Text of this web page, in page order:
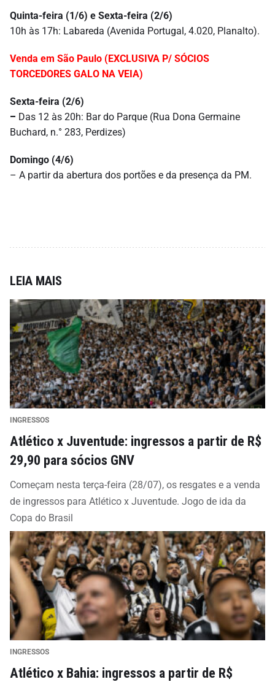
Quinta-feira (1/6) e Sexta-feira (2/6)
10h às 17h: Labareda (Avenida Portugal, 4.020, Planalto).
Venda em São Paulo (EXCLUSIVA P/ SÓCIOS
TORCEDORES GALO NA VEIA)
Sexta-feira (2/6)
– Das 12 às 20h: Bar do Parque (Rua Dona Germaine
Buchard, n.° 283, Perdizes)
Domingo (4/6)
– A partir da abertura dos portões e da presença da PM.
LEIA MAIS
INGRESSOS
Atlético x Juventude: ingressos a partir de R$
29,90 para sócios GNV
Começam nesta terça-feira (28/07), os resgates e a venda
de ingressos para Atlético x Juventude. Jogo de ida da
Copa do Brasil
INGRESSOS
Atlético x Bahia: ingressos a partir de R$